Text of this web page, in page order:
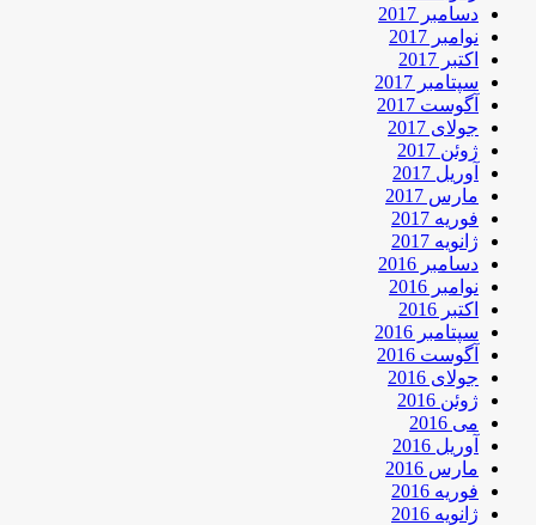
دسامبر 2017
نوامبر 2017
اکتبر 2017
سپتامبر 2017
آگوست 2017
جولای 2017
ژوئن 2017
آوریل 2017
مارس 2017
فوریه 2017
ژانویه 2017
دسامبر 2016
نوامبر 2016
اکتبر 2016
سپتامبر 2016
آگوست 2016
جولای 2016
ژوئن 2016
می 2016
آوریل 2016
مارس 2016
فوریه 2016
ژانویه 2016